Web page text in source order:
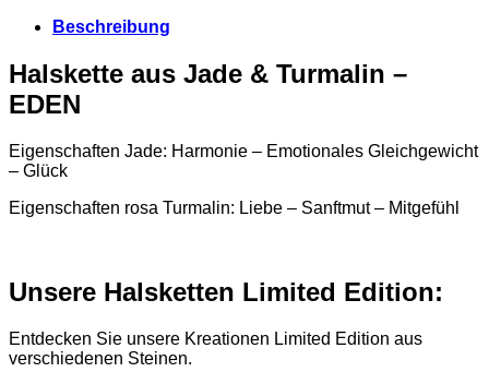
Beschreibung
Halskette aus Jade & Turmalin –
EDEN
Eigenschaften Jade: Harmonie – Emotionales Gleichgewicht
– Glück
Eigenschaften rosa Turmalin: Liebe – Sanftmut – Mitgefühl
Unsere Halsketten Limited Edition:
Entdecken Sie unsere Kreationen Limited Edition aus
verschiedenen Steinen.